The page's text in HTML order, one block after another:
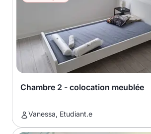
Chambre 2 - colocation meublée
Vanessa, Etudiant.e